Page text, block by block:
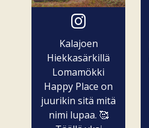
Kalajoen
Hiekkasärkillä
Lomamökki
Happy Place on
juurikin sitä mitä
nimi lupaa. 🥰